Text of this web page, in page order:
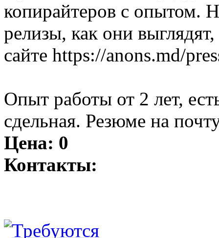
копирайтеров с опытом.
релизы, как они
сайте https://anons.md/
Опыт работы от 2 лет,
сдельная. Резюме на
Цена: 0
Контакты: